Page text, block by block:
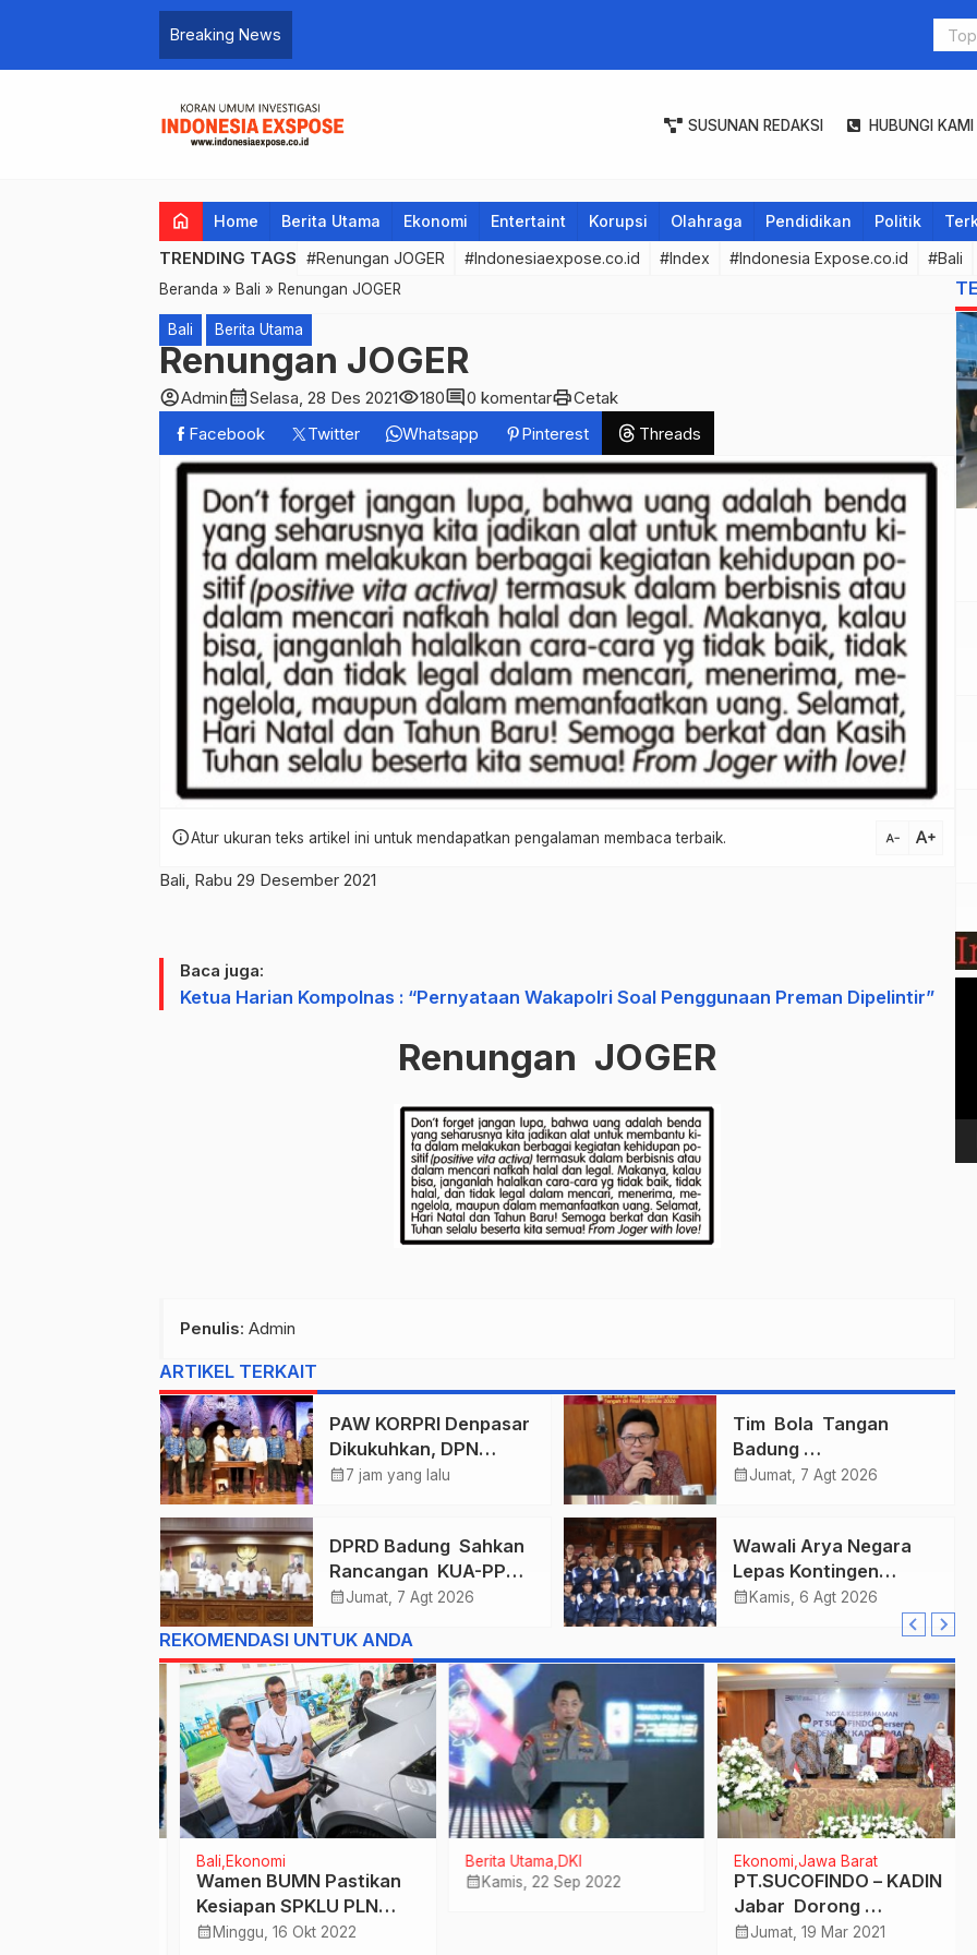
Breaking News
Renungan
SUSUNAN REDAKSI HUBUNGI KAMI
home Home Berita Utama Ekonomi Entertaint Korupsi Olahraga Pendidikan Politik
TRENDING TAGS #Renungan JOGER #Indonesiaexpose.co.id #Index #Indonesia Expose.co.id #Bali
Beranda » Bali » Renungan JOGER
Bali Berita Utama
Renungan JOGER
account_circleAdmincalendar_monthSelasa, 28 Des 2021visibility180comment0 komentarprintCetak
Facebook
Twitter Whatsapp Pinterest Threads
infoAtur ukuran teks artikel ini untuk mendapatkan pengalaman membaca terbaik. text_decrease text_increase
Bali, Rabu 29 Desember 2021
Baca juga:
Ketua Harian Kompolnas : “Pernyataan Wakapolri Soal Penggunaan Preman Dipelintir”
Renungan JOGER
Penulis: Admin
ARTIKEL TERKAIT
PAW KORPRI Denpasar
Dikukuhkan, DPN
Apresiasi “Sembagi
Rentan
calendar_month7 jam yang lalu
Tim Bola Tangan
Badung
Persembahkan Emas
Kejurnas 2026
calendar_monthJumat, 7 Agt 2026
DPRD Badung Sahkan
Rancangan KUA-PPAS
2027, Anggaran
Rp. 11 Triliun
calendar_monthJumat, 7 Agt 2026
Wawali Arya Negara
Lepas Kontingen
Kwarcab Denpasar
2026.
calendar_month Kamis, 6 Agt 2026
REKOMENDASI UNTUK ANDA
Bali Ekonomi
Wamen BUMN Pastikan
Kesiapan SPKLU PLN
untuk Sukseskan
Minggu, 16 Okt 2022
Berita Utama DKI
Kamis, 22 Sep 2022
Ekonomi Jawa Barat
PT.SUCOFINDO – KADIN
Jabar Dorong
Pemulihan Ekonomi
Jumat, 19 Mar 2021